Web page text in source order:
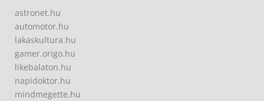
astronet.hu
automotor.hu
lakaskultura.hu
gamer.origo.hu
likebalaton.hu
napidoktor.hu
mindmegette.hu